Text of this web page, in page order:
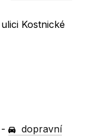
Kostnické
-
dopravní